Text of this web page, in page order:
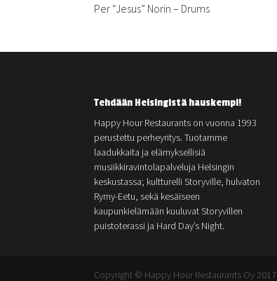
Per “Jesus” Norin – Drums
Tehdään Helsingistä hauskempi!
Happy Hour Restaurants on vuonna 1993
perustettu perheyritys. Tuotamme
laadukkaita ja elämyksellisiä
musiikkiravintolapalveluja Helsingin
keskustassa; kultturelli Storyville, hulvaton
Rymy-Eetu, sekä kesäiseen
kaupunkielämään kuuluvat Storyvillen
puistoterassi ja Hard Day’s Night.
Copyright © Happy Hour Restaurants Oy 2017